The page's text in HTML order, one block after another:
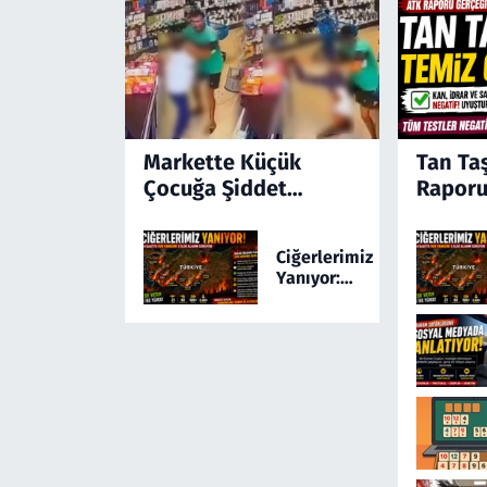
Markette Küçük
Çocuğa Şiddet
Ayağa Kaldıran
Olayda Şüpheli
Gözaltında
Ciğerlerimiz
Yanıyor:
Tan